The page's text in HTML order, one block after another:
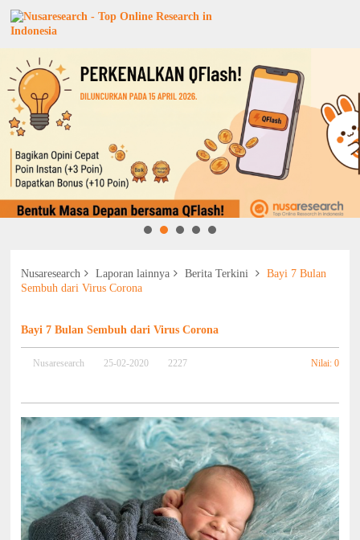
Nusaresearch Laporan lainnya Berita Terkini
Bayi 7 Bulan
Sembuh dari Virus Corona
Bayi 7 Bulan Sembuh dari Virus Corona
Nusaresearch 25-02-2020 2227 Nilai: 0